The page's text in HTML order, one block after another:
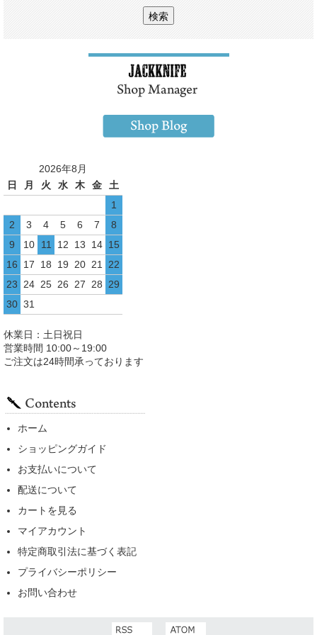
2026年8月
日
月 火 水 木 金
土
1
2
3 4 5 6 7
8
9
10 11 12 13 14 15
16
17 18 19 20 21
22
23
24 25 26 27 28
29
30 31
休業日：土日祝日
営業時間 10:00～19:00
ご注文は24時間承っております
ホーム
ショッピングガイド
お支払いについて
配送について
カートを見る
マイアカウント
特定商取引法に基づく表記
プライバシーポリシー
お問い合わせ